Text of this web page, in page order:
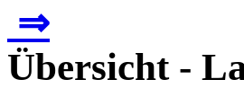
⇒
Übersicht -